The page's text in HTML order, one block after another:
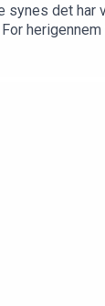
synes det